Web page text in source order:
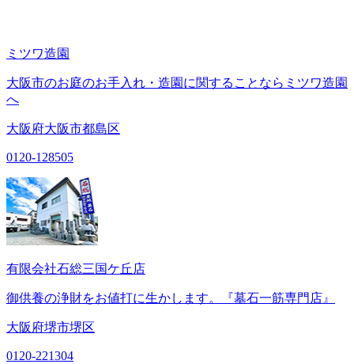
ミツワ造園
大阪市のお庭のお手入れ・造園に関することならミツワ造園
へ
大阪府大阪市都島区
0120-128505
有限会社石総三国ケ丘店
御供養の浄財をお値打に生かします。『墓石一筋専門店』
大阪府堺市堺区
0120-221304